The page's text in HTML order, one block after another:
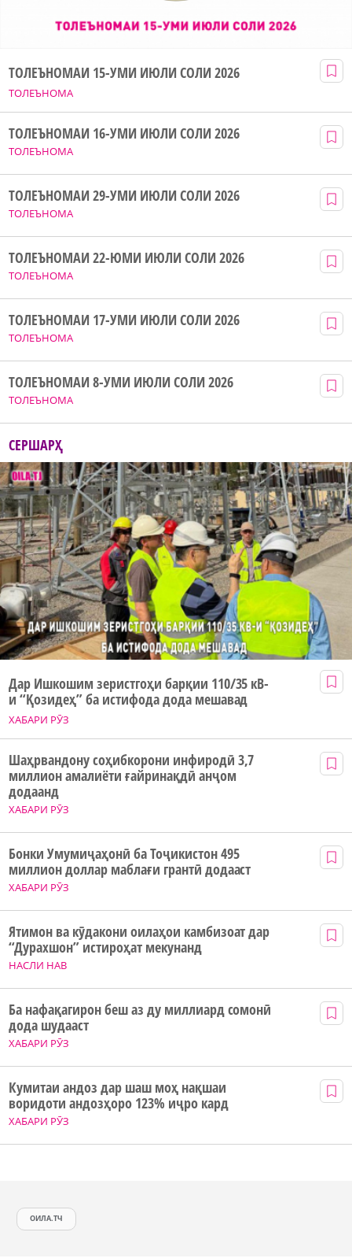
ТОЛЕЪНОМА
ТОЛЕЪНОМАИ 15-УМИ ИЮЛИ СОЛИ 2026
ТОЛЕЪНОМА
ТОЛЕЪНОМАИ 16-УМИ ИЮЛИ СОЛИ 2026
ТОЛЕЪНОМА
ТОЛЕЪНОМАИ 29-УМИ ИЮЛИ СОЛИ 2026
ТОЛЕЪНОМА
ТОЛЕЪНОМАИ 22-ЮМИ ИЮЛИ СОЛИ 2026
ТОЛЕЪНОМА
ТОЛЕЪНОМАИ 17-УМИ ИЮЛИ СОЛИ 2026
ТОЛЕЪНОМА
ТОЛЕЪНОМАИ 8-УМИ ИЮЛИ СОЛИ 2026
СЕРШАРҲ
ХАБАРИ РӮЗ
Дар Ишкошим зеристгоҳи барқии 110/35 кВ-
и “Қозидеҳ” ба истифода дода мешавад
ХАБАРИ РӮЗ
Шаҳрвандону соҳибкорони инфиродӣ 3,7
миллион амалиёти ғайринақдӣ анҷом
додаанд
ХАБАРИ РӮЗ
Бонки Умумиҷаҳонӣ ба Тоҷикистон 495
миллион доллар маблағи грантӣ додааст
НАСЛИ НАВ
Ятимон ва кӯдакони оилаҳои камбизоат дар
“Дурахшон” истироҳат мекунанд
ХАБАРИ РӮЗ
Ба нафақагирон беш аз ду миллиард сомонӣ
дода шудааст
ХАБАРИ РӮЗ
Кумитаи андоз дар шаш моҳ нақшаи
воридоти андозҳоро 123% иҷро кард
ОИЛА.ТЧ